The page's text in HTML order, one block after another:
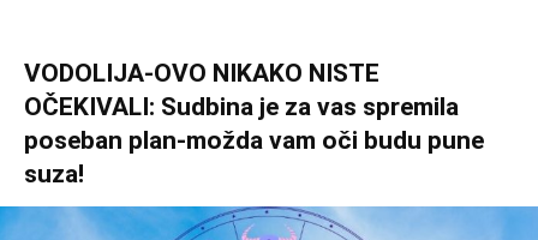
VODOLIJA-OVO NIKAKO NISTE
OČEKIVALI: Sudbina je za vas spremila
poseban plan-možda vam oči budu pune
suza!